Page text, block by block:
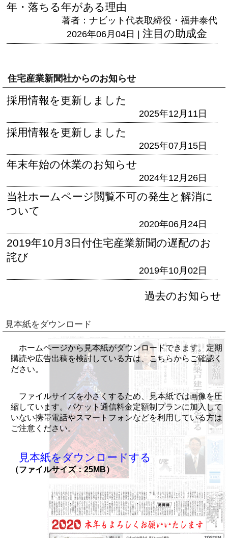
年・落ちる年がある理由
著者：ナビット代表取締役・福井泰代
2026年06月04日 | 注目の助成金
住宅産業新聞社からのお知らせ
採用情報を更新しました
2025年12月11日
採用情報を更新しました
2025年07月15日
年末年始の休業のお知らせ
2024年12月26日
当社ホームページ閲覧不可の発生と解消に
ついて
2020年06月24日
2019年10月3日付住宅産業新聞の遅配のお
詫び
2019年10月02日
過去のお知らせ
見本紙をダウンロード
ホームページから見本紙がダウンロードできます。定期
購読や広告出稿を検討している方は、こちらからご確認く
ださい。
ファイルサイズを小さくするため、見本紙では画像を圧
縮しています。パケット通信料金定額制プランに加入して
いない携帯電話やスマートフォンなどを利用している方は
ご注意ください。
見本紙をダウンロードする
（ファイルサイズ：25MB）